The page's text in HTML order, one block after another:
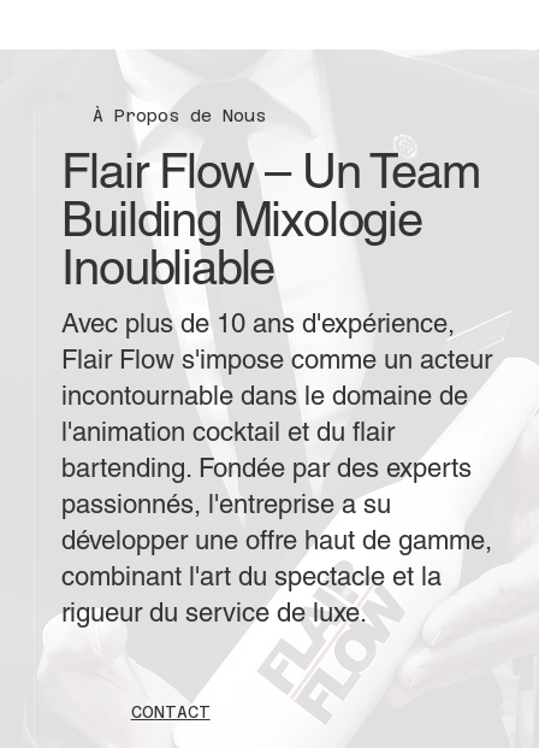
À Propos de Nous
Flair Flow – Un Team
Building Mixologie
Inoubliable
CONTACT
Avec plus de 10 ans d'expérience,
Flair Flow s'impose comme un acteur
incontournable dans le domaine de
l'animation cocktail et du flair
bartending. Fondée par des experts
passionnés, l'entreprise a su
développer une offre haut de gamme,
combinant l'art du spectacle et la
rigueur du service de luxe.